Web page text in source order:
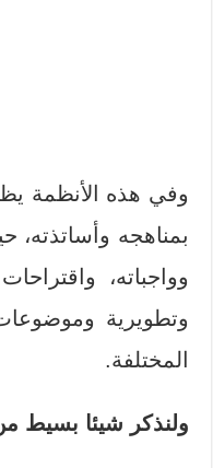
وفي هذه الأنظمة
بمناهجه
وواجباته،
وتطويرية
المختلفة.
ولنذكر شيئا بسيط